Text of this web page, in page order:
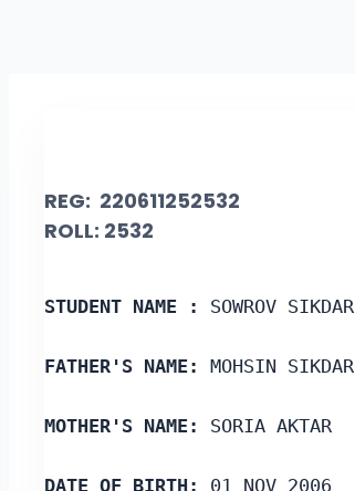
REG: 220611252532
ROLL: 2532
STUDENT NAME : SOWROV SIKDAR
FATHER'S NAME: MOHSIN SIKDAR
MOTHER'S NAME: SORIA AKTAR
DATE OF BIRTH: 01 NOV 2006